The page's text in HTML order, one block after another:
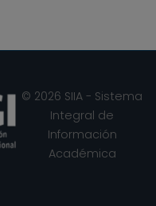
Extranjeros
Desde 01-01-2008
(fecha inicial de
registros en el SIIA)
© 2026 SIIA - Sistema
Integral de
Información
Académica